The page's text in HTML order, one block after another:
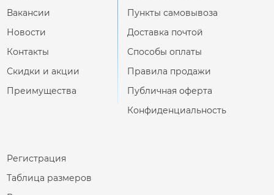
Вакансии
Новости
Контакты
Скидки и акции
Преимущества
Пункты самовывоза
Доставка почтой
Способы оплаты
Правила продажи
Публичная оферта
Конфиденциальность
Регистрация
Таблица размеров